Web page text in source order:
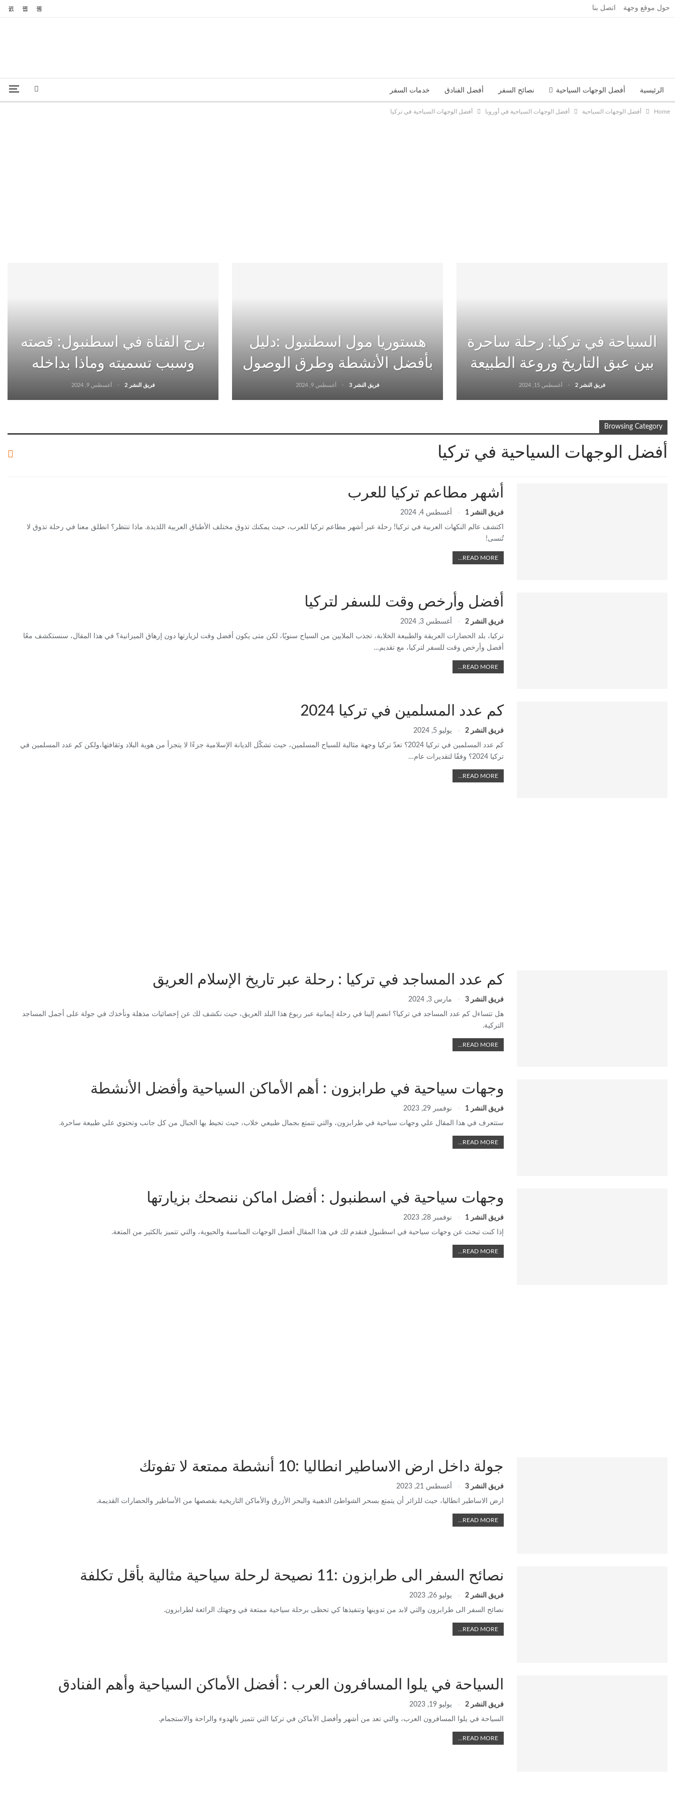
حول موقع وجهة اتصل بنا
الرئيسية أفضل الوجهات السياحية نصائح السفر أفضل الفنادق خدمات السفر
Home أفضل الوجهات السياحية أفضل الوجهات السياحية في أوروبا أفضل الوجهات السياحية في تركيا
السياحة في تركيا: رحلة ساحرة
بين عبق التاريخ وروعة الطبيعة
فريق النشر 2 أغسطس 15, 2024
هستوريا مول اسطنبول :دليل
بأفضل الأنشطة وطرق الوصول
فريق النشر 3 أغسطس 9, 2024
برج الفتاة في اسطنبول: قصته
وسبب تسميته وماذا بداخله
فريق النشر 2 أغسطس 9, 2024
Browsing Category
أفضل الوجهات السياحية في تركيا
أشهر مطاعم تركيا للعرب
فريق النشر 1 أغسطس 4, 2024
اكتشف عالم النكهات العربية في تركيا! رحلة عبر أشهر مطاعم تركيا للعرب، حيث يمكنك تذوق مختلف الأطباق العربية اللذيذة. ماذا تنتظر؟ انطلق معنا في رحلة تذوق لا
تُنسى!
READ MORE...
أفضل وأرخص وقت للسفر لتركيا
فريق النشر 2 أغسطس 3, 2024
تركيا، بلد الحضارات العريقة والطبيعة الخلابة، تجذب الملايين من السياح سنويًا، لكن متى يكون أفضل وقت لزيارتها دون إرهاق الميزانية؟ في هذا المقال، سنستكشف معًا
أفضل وأرخص وقت للسفر لتركيا، مع تقديم…
READ MORE...
كم عدد المسلمين في تركيا 2024
فريق النشر 2 يوليو 5, 2024
كم عدد المسلمين في تركيا 2024؟
تعدّ تركيا وجهة مثالية للسياح المسلمين، حيث تشكّل الديانة الإسلامية جزءًا لا يتجزأ من هوية البلاد وثقافتها،ولكن كم عدد المسلمين في
تركيا 2024؟ وفقًا لتقديرات عام
…
READ MORE...
كم عدد المساجد في تركيا : رحلة عبر تاريخ الإسلام العريق
فريق النشر 3 مارس 3, 2024
هل تتساءل كم عدد المساجد في تركيا؟ انضم إلينا في رحلة إيمانية عبر ربوع هذا البلد العريق، حيث نكشف لك عن إحصائيات مذهلة ونأخذك في جولة على أجمل المساجد
التركية.
READ MORE...
وجهات سياحية في طرابزون : أهم الأماكن السياحية وأفضل الأنشطة
فريق النشر 1 نوفمبر 29, 2023
ستتعرف في هذا المقال علي وجهات سياحية في طرابزون، والتي تتمتع بجمال طبيعي خلاب، حيث تحيط بها الجبال من كل جانب وتحتوي علي طبيعة ساحرة.
READ MORE...
وجهات سياحية في اسطنبول : أفضل اماكن ننصحك بزيارتها
فريق النشر 1 نوفمبر 28, 2023
إذا كنت تبحث عن وجهات سياحية في اسطنبول فنقدم لك في هذا المقال أفضل الوجهات المناسبة والحيوية، والتي تتميز بالكثير من المتعة.
READ MORE...
جولة داخل ارض الاساطير انطاليا :10 أنشطة ممتعة لا تفوتك
فريق النشر 3 أغسطس 21, 2023
ارض الاساطير انطاليا، حيث للزائر أن يتمتع بسحر الشواطئ الذهبية والبحر الأزرق والأماكن التاريخية بقصصها من الأساطير والحضارات القديمة.
READ MORE...
نصائح السفر الى طرابزون :11 نصيحة لرحلة سياحية مثالية بأقل تكلفة
فريق النشر 2 يوليو 26, 2023
نصائح السفر الى طرابزون والتي لابد من تدوينها وتنفيذها كي تحظى برحلة سياحية ممتعة في وجهتك الرائعة لطرابزون.
READ MORE...
السياحة في يلوا المسافرون العرب : أفضل الأماكن السياحية وأهم الفنادق
فريق النشر 2 يوليو 19, 2023
السياحة في يلوا المسافرون العرب، والتي تعد من أشهر وأفضل الأماكن في تركيا التي تتميز بالهدوء والراحة والاستجمام.
READ MORE...